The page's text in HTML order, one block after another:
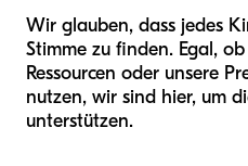
Wir glauben, dass jedes
Stimme zu finden. Egal,
Ressourcen oder unsere
nutzen, wir sind hier, um
unterstützen.